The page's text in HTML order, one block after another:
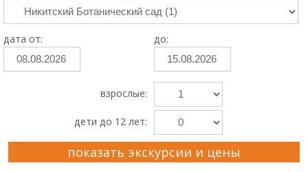
дата от: до:
взрослые:
дети до 12 лет:
показать экскурсии и цены